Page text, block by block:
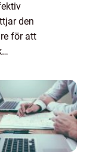
den
för att